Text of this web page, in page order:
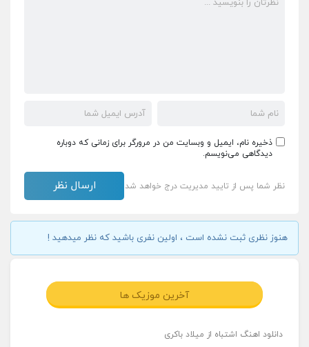
ذخیره نام، ایمیل و وبسایت من در مرورگر برای زمانی که دوباره
دیدگاهی می‌نویسم.
نظر شما پس از تایید مدیریت درج خواهد شد
هنوز نظری ثبت نشده است ، اولین نفری باشید که نظر میدهید !
آخرین موزیک ها
دانلود اهنگ اشتباه از میلاد باکری